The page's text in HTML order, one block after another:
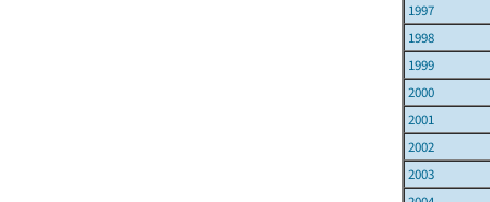
1997
1998
1999
2000
2001
2002
2003